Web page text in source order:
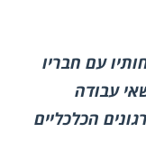
עם חבריו
עבודה
הכלכליים